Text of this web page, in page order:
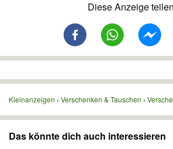
Diese Anzeige teilen
Kleinanzeigen Verschenken & Tauschen
Das könnte dich auch interessieren